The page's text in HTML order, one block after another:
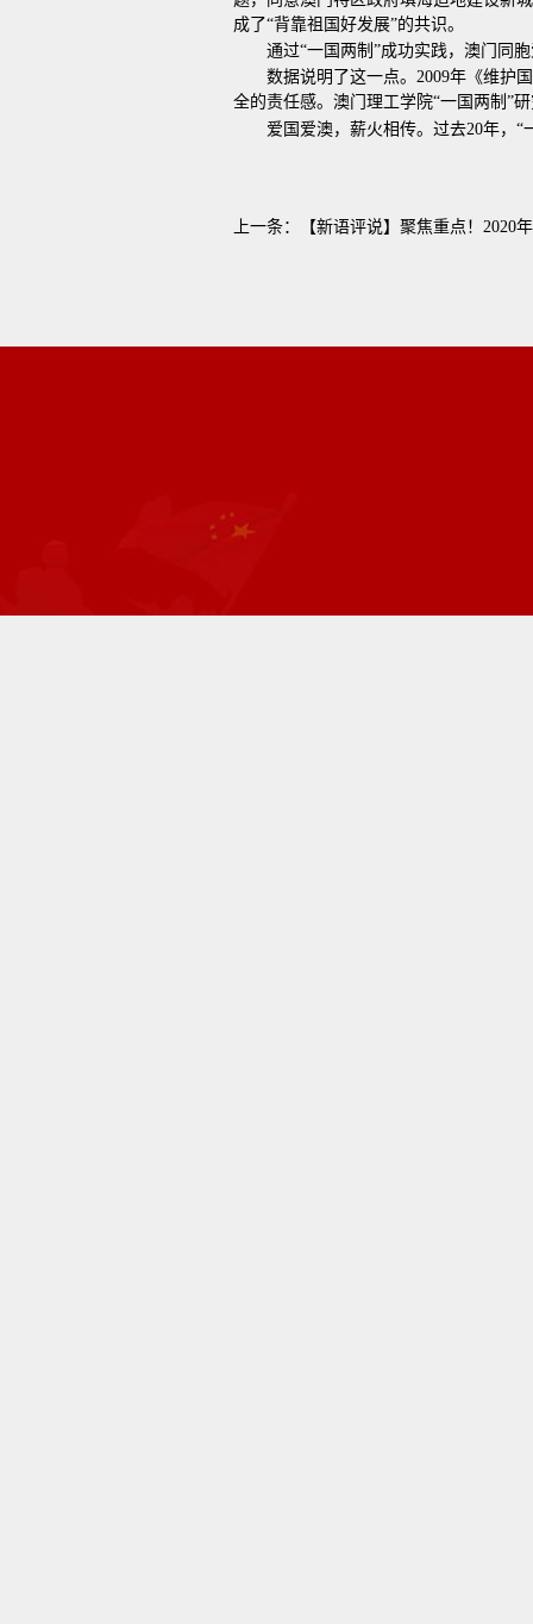
成了“背靠祖国好发展”的共识。
通过“一国两制”成功实践，澳门同
数据说明了这一点。2009年《维护
全的责任感。澳门理工学院“一国两制”
爱国爱澳，薪火相传。过去20年，
上一条： 【新语评说】聚焦重点！2020